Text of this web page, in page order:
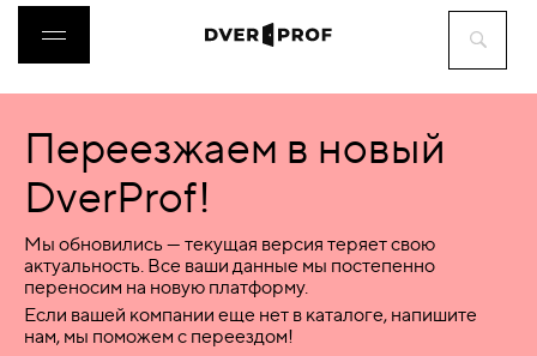
ДВЕРИ
ФУРНИТУРА
ВОРОТА
Переезжаем в новый
DverProf!
Мы обновились — текущая версия теряет свою
актуальность. Все ваши данные мы постепенно
переносим на новую платформу.
Если вашей компании еще нет в каталоге, напишите
нам, мы поможем с переездом!